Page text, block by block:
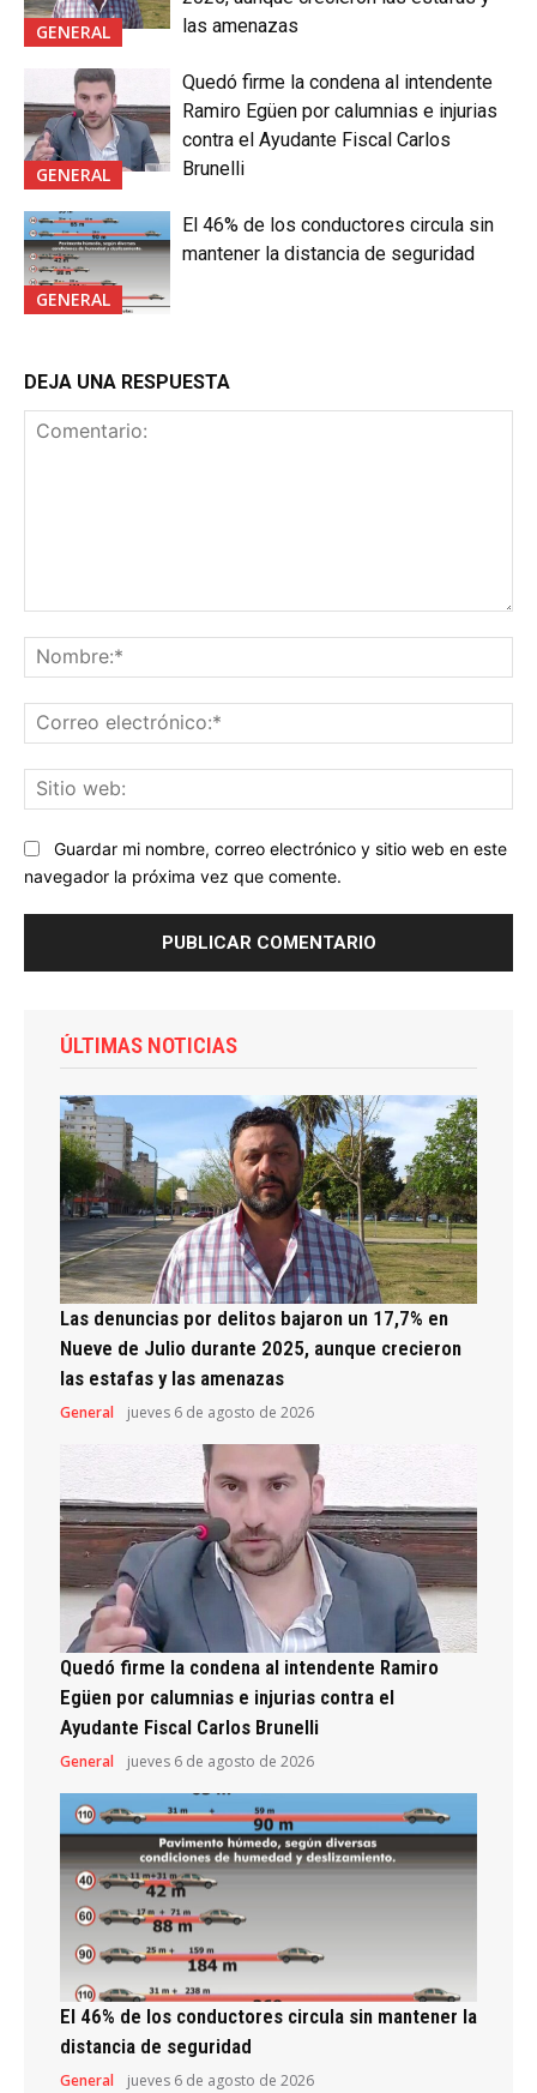
GENERAL
las amenazas
GENERAL
Quedó firme la condena al intendente
Ramiro Egüen por calumnias e injurias
contra el Ayudante Fiscal Carlos
Brunelli
GENERAL
El 46% de los conductores circula sin
mantener la distancia de seguridad
DEJA UNA RESPUESTA
Guardar mi nombre, correo electrónico y sitio web en este
navegador la próxima vez que comente.
ÚLTIMAS NOTICIAS
Las denuncias por delitos bajaron un 17,7% en
Nueve de Julio durante 2025, aunque crecieron
las estafas y las amenazas
General jueves 6 de agosto de 2026
Quedó firme la condena al intendente Ramiro
Egüen por calumnias e injurias contra el
Ayudante Fiscal Carlos Brunelli
General jueves 6 de agosto de 2026
El 46% de los conductores circula sin mantener la
distancia de seguridad
General jueves 6 de agosto de 2026